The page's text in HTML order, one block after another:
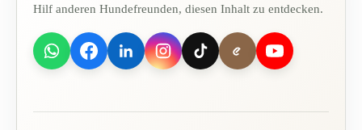
Hilf anderen Hundefreunden, diesen Inhalt zu entdecken.